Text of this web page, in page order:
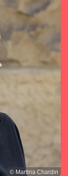
© Martina Chardin